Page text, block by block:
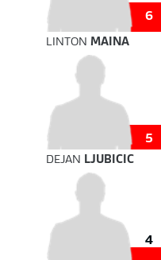
6
LINTON MAINA
5
DEJAN LJUBICIC
4